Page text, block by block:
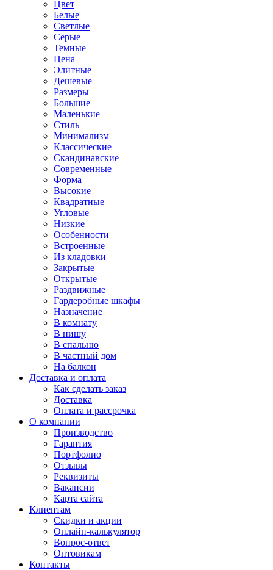
Цвет
Белые
Светлые
Серые
Темные
Цена
Элитные
Дешевые
Размеры
Большие
Маленькие
Стиль
Минимализм
Классические
Скандинавские
Современные
Форма
Высокие
Квадратные
Угловые
Низкие
Особенности
Встроенные
Из кладовки
Закрытые
Открытые
Раздвижные
Гардеробные шкафы
Назначение
В комнату
В нишу
В спальню
В частный дом
На балкон
Доставка и оплата
Как сделать заказ
Доставка
Оплата и рассрочка
О компании
Производство
Гарантия
Портфолио
Отзывы
Реквизиты
Вакансии
Карта сайта
Клиентам
Скидки и акции
Онлайн-калькулятор
Вопрос-ответ
Оптовикам
Контакты